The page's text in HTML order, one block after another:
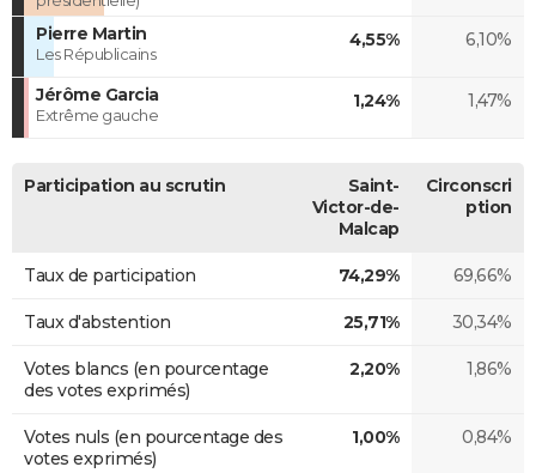
Pierre Martin
Les Républicains
4,55% 6,10%
Jérôme Garcia
Extrême gauche
1,24% 1,47%
Participation au scrutin
Saint-
Victor-de-
Malcap
Circonscri
ption
Taux de participation 74,29% 69,66%
Taux d'abstention 25,71% 30,34%
Votes blancs (en pourcentage
des votes exprimés)
2,20% 1,86%
Votes nuls (en pourcentage des
votes exprimés)
1,00% 0,84%